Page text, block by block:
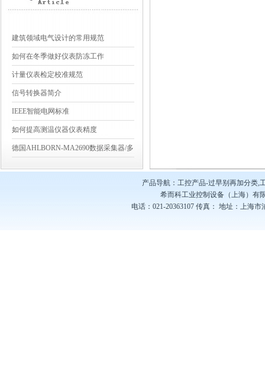
建筑领域电气设计的常用规范
如何在冬季做好仪表防冻工作
计量仪表检定校准规范
信号转换器简介
IEEE智能电网标准
如何提高测温仪器仪表精度
德国AHLBORN-MA2690数据采集器/多
产品导航：工控产品-过早别再加分类,
希而科工业控制设备（上海）有
电话：021-20363107 传真： 地址：上海市